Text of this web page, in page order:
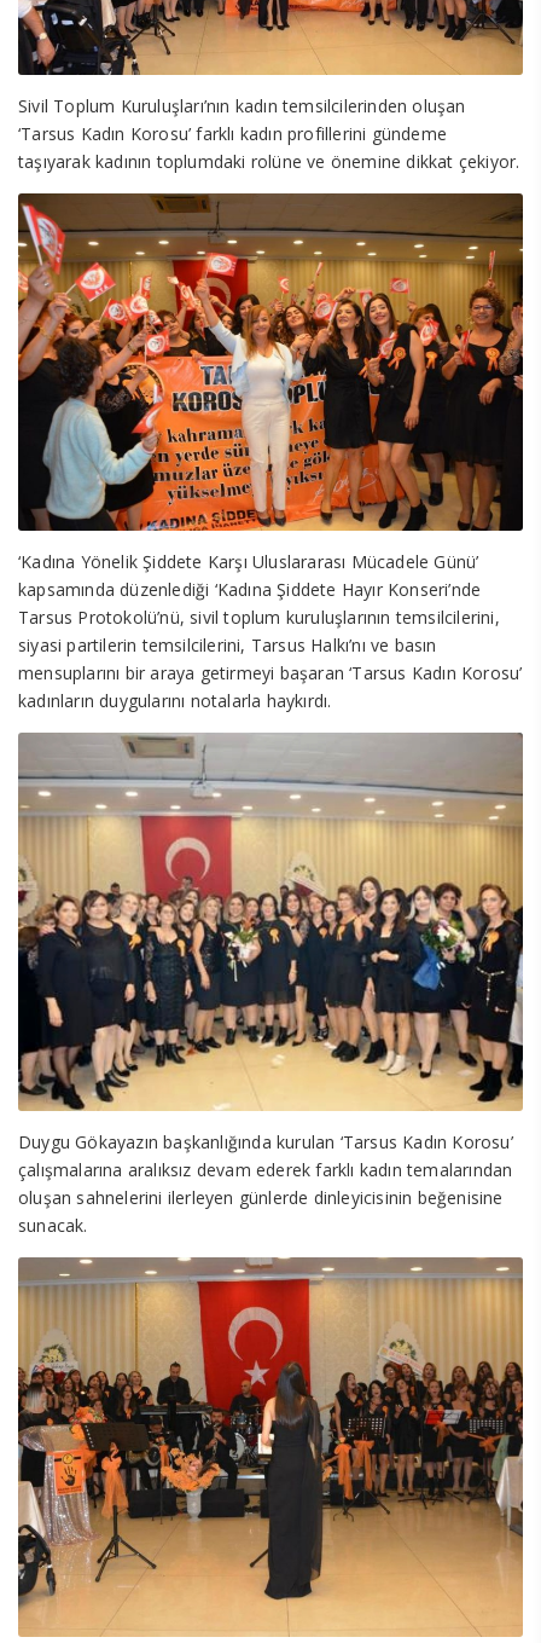
Sivil Toplum Kuruluşları’nın kadın temsilcilerinden oluşan
‘Tarsus Kadın Korosu’ farklı kadın profillerini gündeme
taşıyarak kadının toplumdaki rolüne ve önemine dikkat çekiyor.
‘Kadına Yönelik Şiddete Karşı Uluslararası Mücadele Günü’
kapsamında düzenlediği ‘Kadına Şiddete Hayır Konseri’nde
Tarsus Protokolü’nü, sivil toplum kuruluşlarının temsilcilerini,
siyasi partilerin temsilcilerini, Tarsus Halkı’nı ve basın
mensuplarını bir araya getirmeyi başaran ‘Tarsus Kadın Korosu’
kadınların duygularını notalarla haykırdı.
Duygu Gökayazın başkanlığında kurulan ‘Tarsus Kadın Korosu’
çalışmalarına aralıksız devam ederek farklı kadın temalarından
oluşan sahnelerini ilerleyen günlerde dinleyicisinin beğenisine
sunacak.